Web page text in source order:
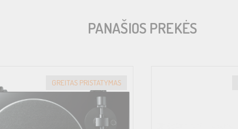
PANAŠIOS PREKĖS
GREITAS PRISTATYMAS